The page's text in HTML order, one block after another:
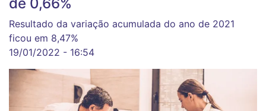
Resultado da variação acumulada do ano de 2021
ficou em 8,47%
19/01/2022 - 16:54